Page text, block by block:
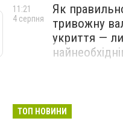
Як
тривожну
укриття —
11:21
4 серпня
ТОП НОВИНИ